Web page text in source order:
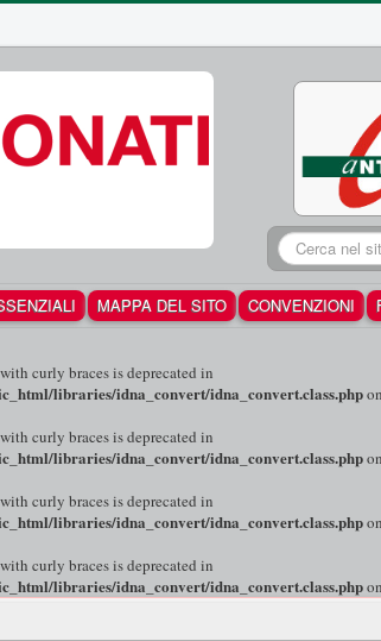
Cerca...
MAPPA DEL SITO CONVENZIONI
curly braces is deprecated in
libraries/idna_convert/idna_convert.class.php
curly braces is deprecated in
libraries/idna_convert/idna_convert.class.php
curly braces is deprecated in
libraries/idna_convert/idna_convert.class.php
curly braces is deprecated in
libraries/idna_convert/idna_convert.class.php